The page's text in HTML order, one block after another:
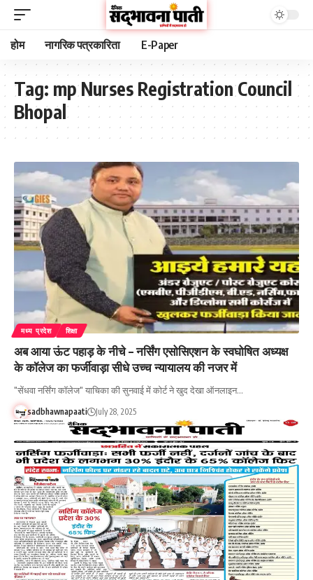
होम नागरिक पत्रकारिता E-Paper
Tag: mp Nurses Registration Council
Bhopal
मध्य प्रदेश शिक्षा
अब आया ऊंट पहाड़ के नीचे – नर्सिंग एसोसिएशन के स्वघोषित अध्यक्ष
के कॉलेज का फर्जीवाड़ा सीधे उच्च न्यायालय की नजर में
"सेंधवा नर्सिंग कॉलेज" याचिका की सुनवाई में कोर्ट ने खुद देखा ऑनलाइन…
sadbhawnapaati July 28, 2025